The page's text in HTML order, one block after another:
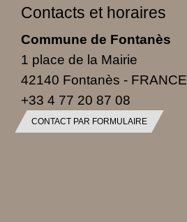
Contacts et horaires
Commune de Fontanès
1 place de la Mairie
42140 Fontanès - FRANCE
+33 4 77 20 87 08
CONTACT PAR FORMULAIRE